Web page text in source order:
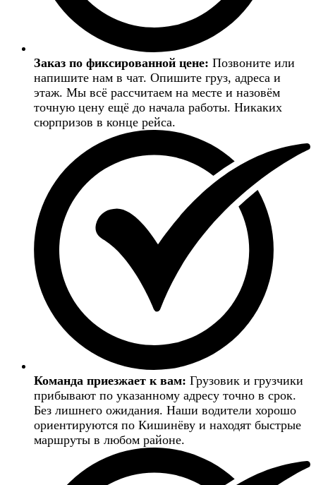
Заказ по фиксированной цене: Позвоните или
напишите нам в чат. Опишите груз, адреса и
этаж. Мы всё рассчитаем на месте и назовём
точную цену ещё до начала работы. Никаких
сюрпризов в конце рейса.
Команда приезжает к вам: Грузовик и грузчики
прибывают по указанному адресу точно в срок.
Без лишнего ожидания. Наши водители хорошо
ориентируются по Кишинёву и находят быстрые
маршруты в любом районе.